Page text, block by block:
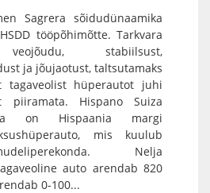
Sagrera sõidudünaamika
tööpõhimõtte. Tarkvara
stabiilsust,
ja jõujaotust, taltsutamaks
tagaveolist hüperautot juhi
piiramata. Hispano Suiza
on Hispaania margi
mis kuulub
Nelja
auto arendab 820
0-100...